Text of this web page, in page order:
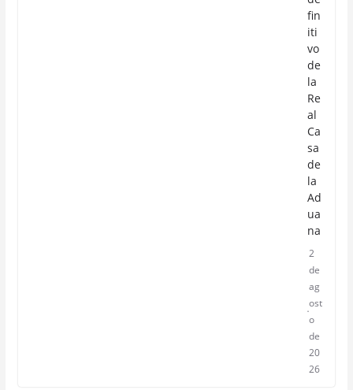
fin
iti
vo
de
la
Re
al
Ca
sa
de
la
Ad
ua
na
2
de
ag
ost
o
de
20
26